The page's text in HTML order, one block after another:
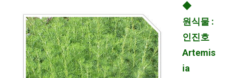
◆
원식물 :
인진호
Artemis
ia